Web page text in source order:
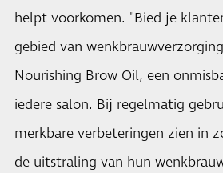
helpt voorkomen. "Bied je
gebied van
Nourishing Brow Oil, een
iedere salon. Bij regelmatig
merkbare verbeteringen zien in
de uitstraling van hun